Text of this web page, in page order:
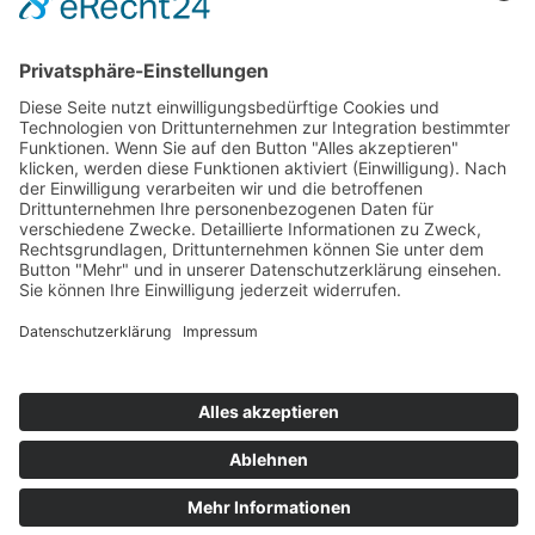
DAS WICHTIGSTE IM
ÜBERBLICK
Rechtsschutz bei Ausschluss: Gegen einen
Vereinsausschluss können Betroffene mit
verschiedenen Rechtsmitteln vorgehen –
Klage vor dem ordentlichen Gericht
Verfahrensanforderungen beachten: Ein
Vereinsausschluss ist nur wirksam, wenn
die satzungsmäßigen und gesetzlichen
Verfahrensvorschriften eingehalten